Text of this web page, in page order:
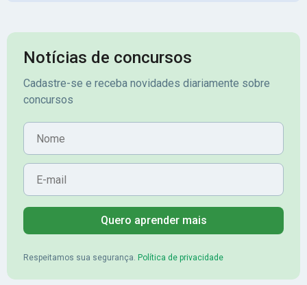
Notícias de concursos
Cadastre-se e receba novidades diariamente sobre
concursos
Nome
E-mail
Quero aprender mais
Respeitamos sua segurança. Política de privacidade